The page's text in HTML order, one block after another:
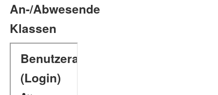
An-/Abwesende
Klassen